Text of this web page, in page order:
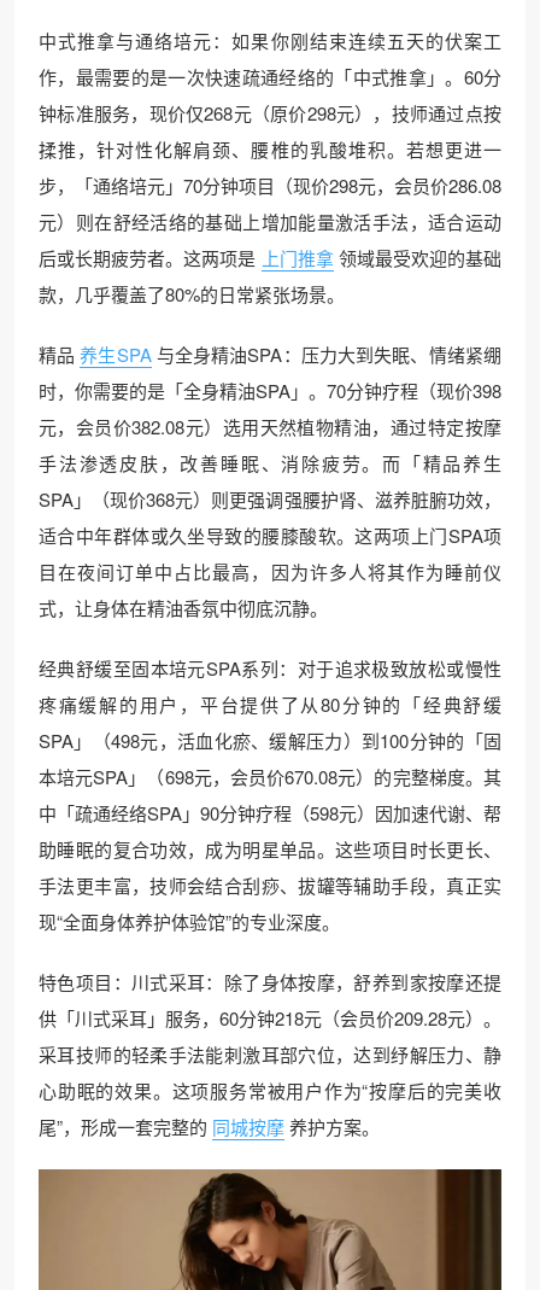
中式推拿与通络培元：如果你刚结束连续五天的伏案工
作，最需要的是一次快速疏通经络的「中式推拿」。60分
钟标准服务，现价仅268元（原价298元），技师通过点按
揉推，针对性化解肩颈、腰椎的乳酸堆积。若想更进一
步，「通络培元」70分钟项目（现价298元，会员价286.08
元）则在舒经活络的基础上增加能量激活手法，适合运动
后或长期疲劳者。这两项是 上门推拿 领域最受欢迎的基础
款，几乎覆盖了80%的日常紧张场景。
精品 养生SPA 与全身精油SPA：压力大到失眠、情绪紧绷
时，你需要的是「全身精油SPA」。70分钟疗程（现价398
元，会员价382.08元）选用天然植物精油，通过特定按摩
手法渗透皮肤，改善睡眠、消除疲劳。而「精品养生
SPA」（现价368元）则更强调强腰护肾、滋养脏腑功效，
适合中年群体或久坐导致的腰膝酸软。这两项上门SPA项
目在夜间订单中占比最高，因为许多人将其作为睡前仪
式，让身体在精油香氛中彻底沉静。
经典舒缓至固本培元SPA系列：对于追求极致放松或慢性
疼痛缓解的用户，平台提供了从80分钟的「经典舒缓
SPA」（498元，活血化瘀、缓解压力）到100分钟的「固
本培元SPA」（698元，会员价670.08元）的完整梯度。其
中「疏通经络SPA」90分钟疗程（598元）因加速代谢、帮
助睡眠的复合功效，成为明星单品。这些项目时长更长、
手法更丰富，技师会结合刮痧、拔罐等辅助手段，真正实
现“全面身体养护体验馆”的专业深度。
特色项目：川式采耳：除了身体按摩，舒养到家按摩还提
供「川式采耳」服务，60分钟218元（会员价209.28元）。
采耳技师的轻柔手法能刺激耳部穴位，达到纾解压力、静
心助眠的效果。这项服务常被用户作为“按摩后的完美收
尾”，形成一套完整的 同城按摩养护方案。